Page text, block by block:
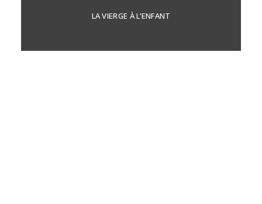
LA VIERGE À L’ENFANT